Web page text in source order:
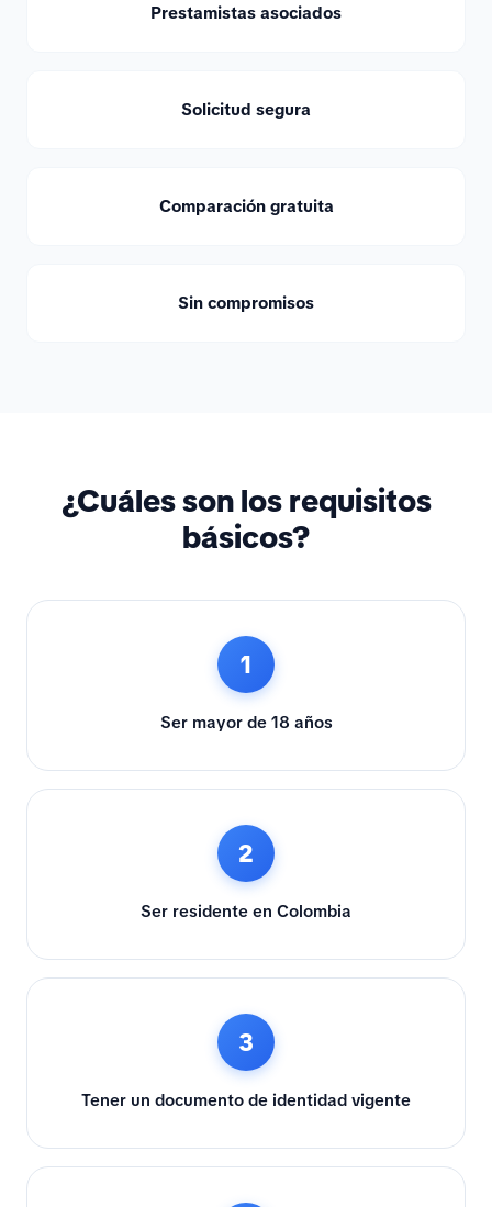
Prestamistas asociados
Solicitud segura
Comparación gratuita
Sin compromisos
¿Cuáles son los requisitos
básicos?
1
Ser mayor de 18 años
2
Ser residente en Colombia
3
Tener un documento de identidad vigente